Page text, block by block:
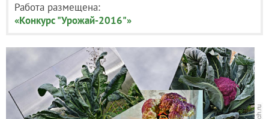
Работа размещена:
«Конкурс "Урожай-2016"»